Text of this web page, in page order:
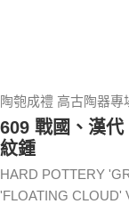
陶匏成禮 高古陶器專
609 戰國、漢
紋鍾
HARD POTTERY
'FLOATING CLOUD'